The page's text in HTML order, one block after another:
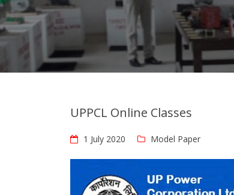
UPPCL Online Classes
1 July 2020 Model Paper